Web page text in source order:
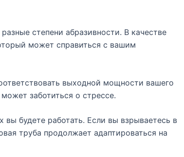
степени абразивности. В качестве
может справиться с вашим
выходной мощности вашего
заботиться о стрессе.
будете работать. Если вы взрываетесь в
труба продолжает адаптироваться на